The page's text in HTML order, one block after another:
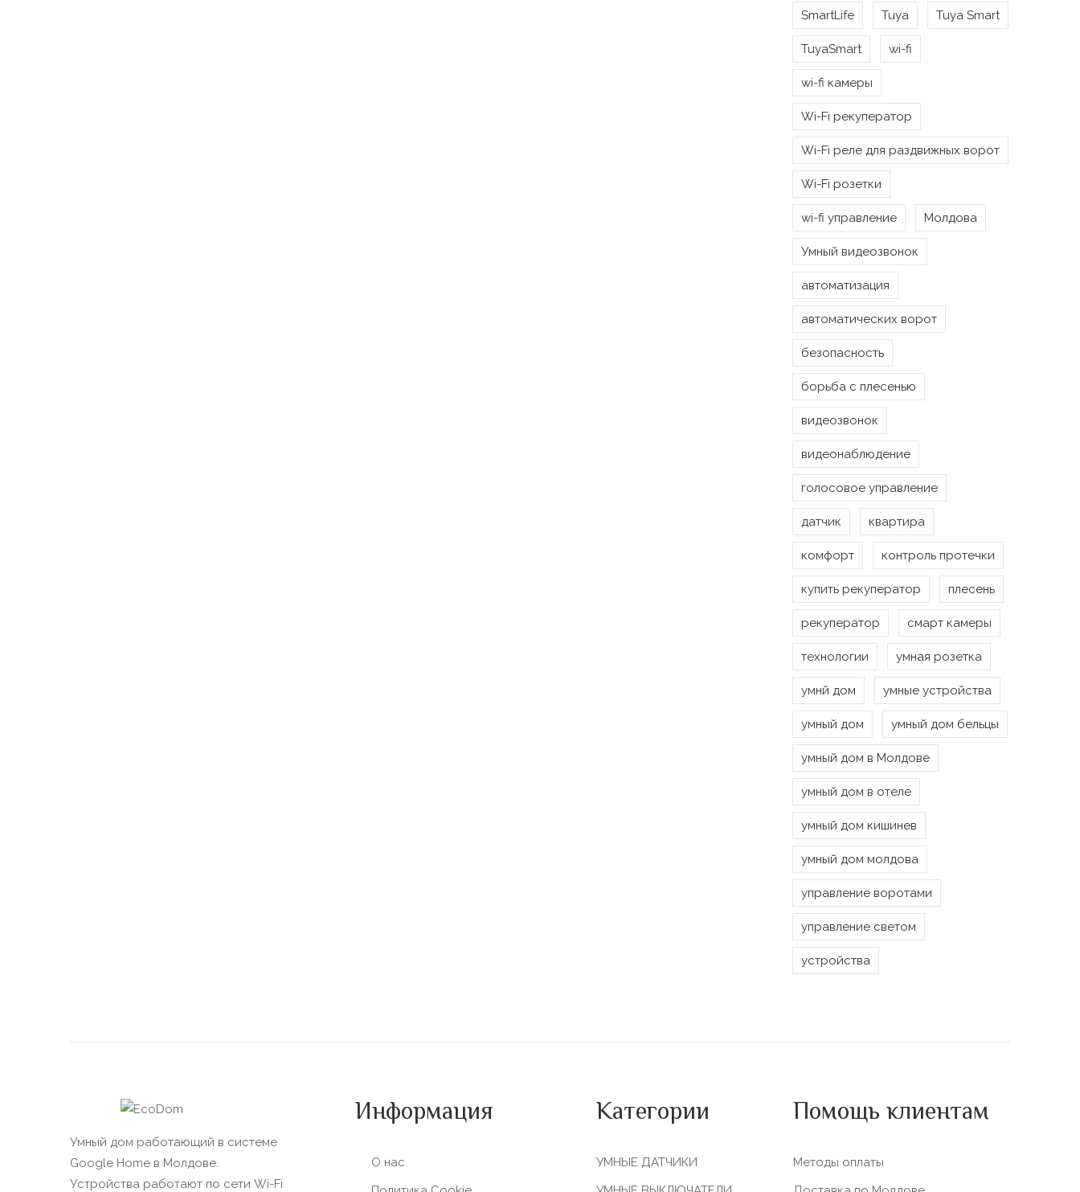
SmartLife Tuya Tuya Smart
TuyaSmart wi-fi
wi-fi камеры
Wi-Fi рекуператор
Wi-Fi реле для раздвижных ворот
Wi-Fi розетки
wi-fi управление Молдова
Умный видеозвонок
автоматизация
автоматических ворот
безопасность
борьба с плесенью
видеозвонок
видеонаблюдение
голосовое управление
датчик квартира
комфорт контроль протечки
купить рекуператор плесень
рекуператор смарт камеры
технологии умная розетка
умнй дом умные устройства
умный дом умный дом бельцы
умный дом в Молдове
умный дом в отеле
умный дом кишинев
умный дом молдова
управление воротами
управление светом
устройства
Умный дом работающий в системе
Google Home в Молдове.
Устройства работают по сети Wi-Fi
Информация
О нас
Категории
УМНЫЕ ДАТЧИКИ
Помощь клиентам
Методы оплаты